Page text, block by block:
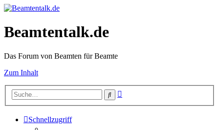
Beamtentalk.de
Das Forum von Beamten für Beamte
Zum Inhalt
Suche
Schnellzugriff